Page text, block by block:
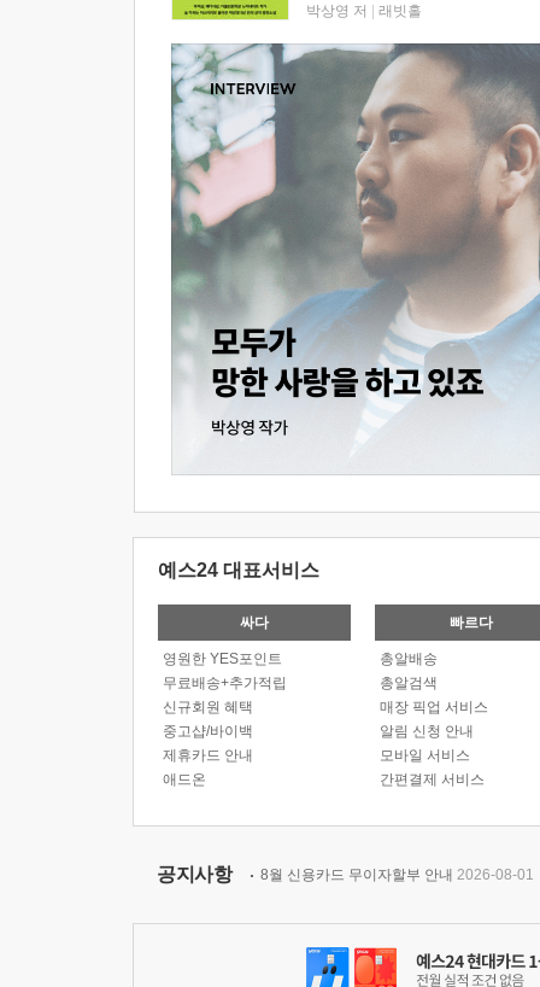
박상영 저 래빗홀
예스24 대표서비스
싸다
영원한 YES포인트
무료배송+추가적립
신규회원 혜택
중고샵/바이백
제휴카드 안내
애드온
빠르다
총알배송
총알검색
매장 픽업 서비스
알림 신청 안내
모바일 서비스
간편결제 서비스
공지사항 8월 신용카드 무이자할부 안내 2026-08-01